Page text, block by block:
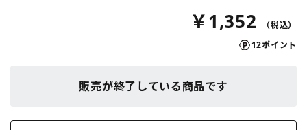
￥1,352
12ポイント
販売が終了している商品です